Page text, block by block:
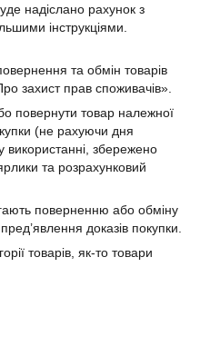
надіслано рахунок з
інструкціями.
та обмін товарів
захист прав споживачів».
повернути товар належної
(не рахуючи дня
збережено
та розрахунковий
поверненню або обміну
доказів покупки.
товарів, як-то товари